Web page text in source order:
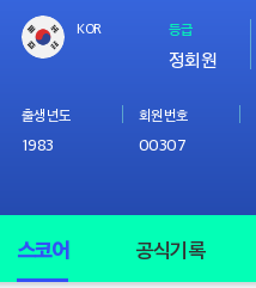
KOR 등급
정회원
출생년도
1983
회원번호
00307
스코어 공식기록